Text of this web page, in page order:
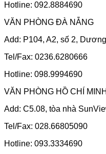
Hotline: 092.8884690
VĂN PHÒNG ĐÀ NẴNG
Add: P104, A2, số 2,
Tel/Fax: 0236.6280666
Hotline: 098.9994690
VĂN PHÒNG HỒ CHÍ MINH
Add: C5.08, tòa nhà
Tel/Fax: 028.66805090
Hotline: 093.3334690